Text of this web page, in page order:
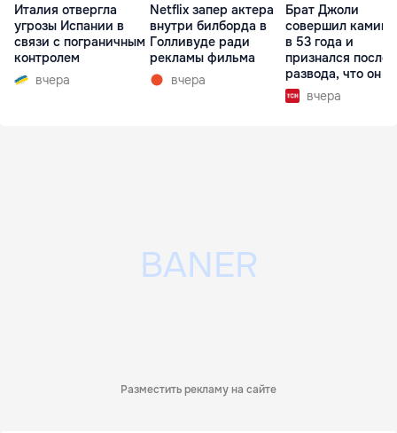
Италия отвергла
угрозы Испании в
связи с пограничным
контролем
вчера
Netflix запер актера
внутри билборда в
Голливуде ради
рекламы фильма
вчера
Брат Джоли
совершил
в 53 года и
признался после
развода, что он
вчера
Разместить рекламу на сайте